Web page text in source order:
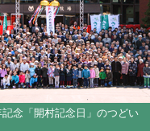
念「開村記念日」のつどい